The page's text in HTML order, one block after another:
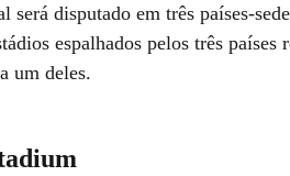
será disputado em três países-
espalhados pelos três países
um deles.